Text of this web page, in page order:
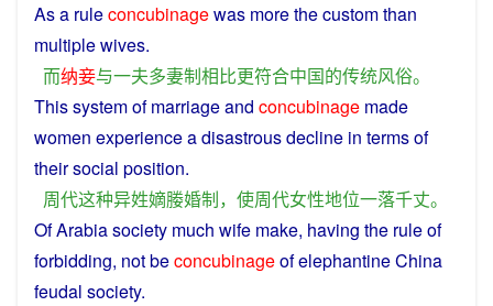
Asa ruleconcubinagewas morethecustomthan
multiple wives.
而纳妾与一夫多妻制相比更符合中国的传统风俗。
Thissystemofmarriageand concubinage made
women experienceadisastrousdecline in terms of
their social position.
周代这种异姓嫡媵婚制， 使周代女性地位一落千丈。
OfArabiasociety much wife make, having the ruleof
forbidding, notbeconcubinageof elephantineChina
feudal society.